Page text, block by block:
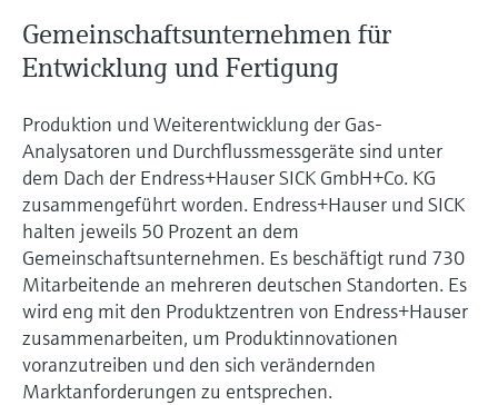
Gemeinschaftsunternehmen für
Entwicklung und Fertigung
Produktion und Weiterentwicklung der Gas-
Analysatoren und Durchflussmessgeräte sind unter
dem Dach der Endress+Hauser SICK GmbH+Co. KG
zusammengeführt worden. Endress+Hauser und SICK
halten jeweils 50 Prozent an dem
Gemeinschaftsunternehmen. Es beschäftigt rund 730
Mitarbeitende an mehreren deutschen Standorten. Es
wird eng mit den Produktzentren von Endress+Hauser
zusammenarbeiten, um Produktinnovationen
voranzutreiben und den sich verändernden
Marktanforderungen zu entsprechen.